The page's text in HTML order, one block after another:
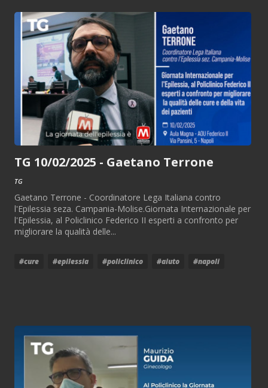
TG 10/02/2025 - Gaetano Terrone
TG
Gaetano Terrone - Coordinatore Lega Italiana contro
l'Epilessia seza. Campania-Molise.Giornata Internazionale per
l'Epilessia, al Policlinico Federico II esperti a confronto per
migliorare la qualità delle...
#cure #epilessia #policlinico #aiuto #napoli